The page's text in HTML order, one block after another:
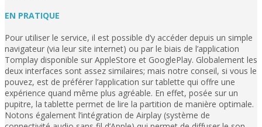
EN PRATIQUE
Pour utiliser le service, il est possible d’y accéder depuis un simple
navigateur (via leur site internet) ou par le biais de l’application
Tomplay disponible sur AppleStore et GooglePlay. Globalement les
deux interfaces sont assez similaires; mais notre conseil, si vous le
pouvez, est de préférer l’application sur tablette qui offre une
expérience quand même plus agréable. En effet, posée sur un
pupitre, la tablette permet de lire la partition de manière optimale.
Notons également l’intégration de Airplay (système de